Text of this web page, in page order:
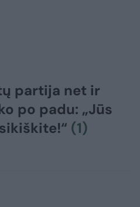
partija net ir
po padu: „Jūs
(1)